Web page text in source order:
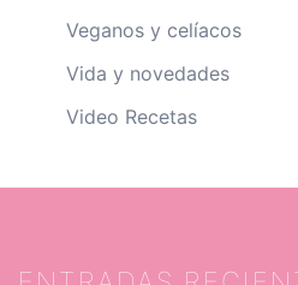
Veganos y celíacos
Vida y novedades
Video Recetas